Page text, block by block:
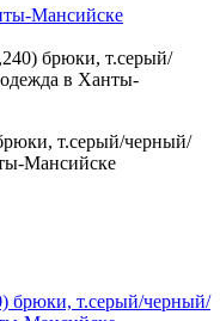
Мансийске
брюки, т.серый/
в Ханты-
т.серый/черный/
Мансийске